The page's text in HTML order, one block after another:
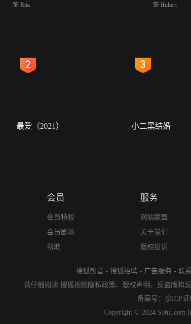
饰 Rita 饰 Hubert
最爱（2021） 小二黑结婚
会员
会员特权
会员剧场
帮助
服务
网站联盟
关于我们
版权投诉
搜狐影音 - 搜狐招聘 - 广告服务 - 联
请仔细阅读 搜狐视频隐私政策、 版权声明 、 反盗版和
备案号： 京ICP证
Copyright © 2024 Sohu.com